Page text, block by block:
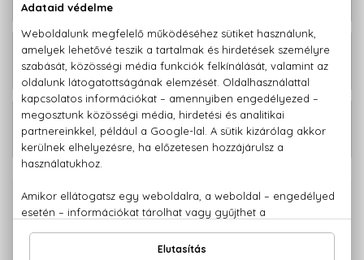
212 VIP Men Be Hard To Beat Eau De
Toilette 100 ml
24.410 Ft
212 VIP Men Eau De Toilette Szett
100+100 ml
30.960 Ft
100% eredeti termékek,14 napos visszaküldési garanciával
+36 20